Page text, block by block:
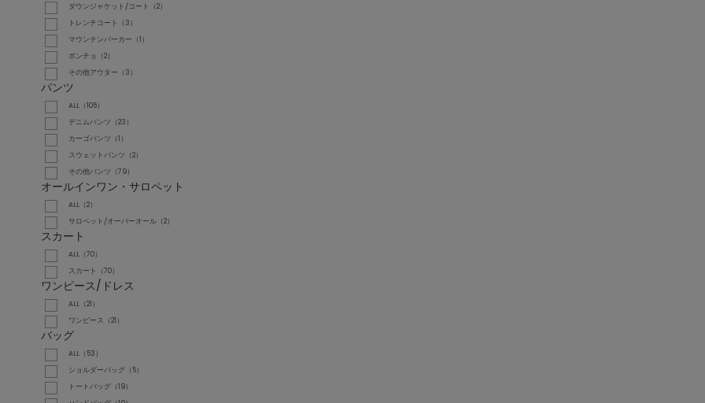
ダウンジャケット/コート（2）
トレンチコート（3）
マウンテンパーカー（1）
ポンチョ（2）
その他アウター（3）
パンツ
ALL（105）
デニムパンツ（23）
カーゴパンツ（1）
スウェットパンツ（2）
その他パンツ（79）
オールインワン・サロペット
ALL（2）
サロペット/オーバーオール（2）
スカート
ALL（70）
スカート（70）
ワンピース/ドレス
ALL（21）
ワンピース（21）
バッグ
ALL（53）
ショルダーバッグ（5）
トートバッグ（19）